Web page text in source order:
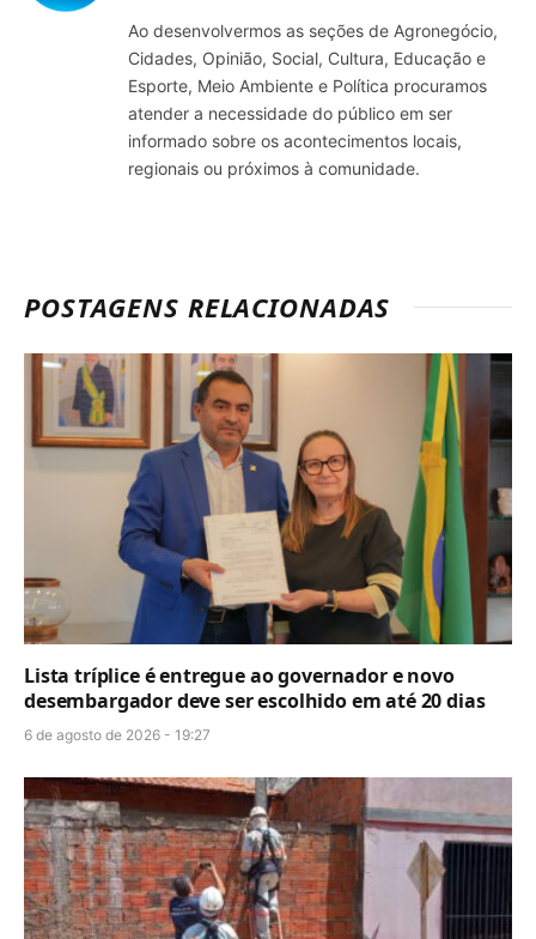
Ao desenvolvermos as seções de Agronegócio,
Cidades, Opinião, Social, Cultura, Educação e
Esporte, Meio Ambiente e Política procuramos
atender a necessidade do público em ser
informado sobre os acontecimentos locais,
regionais ou próximos à comunidade.
POSTAGENS RELACIONADAS
Lista tríplice é entregue ao governador e novo
desembargador deve ser escolhido em até 20 dias
6 de agosto de 2026 - 19:27